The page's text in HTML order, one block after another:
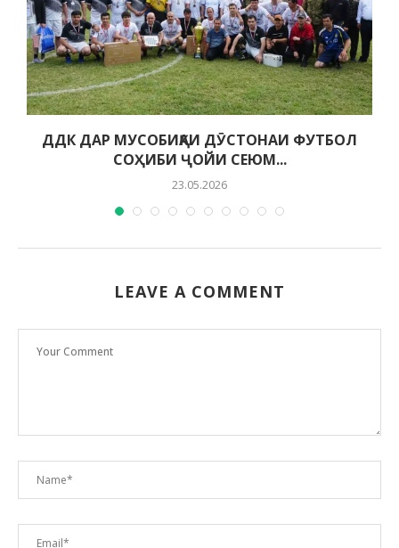
ДДК ДАР МУСОБИҚАИ ДӮСТОНАИ ФУТБОЛ
СОҲИБИ ҶОЙИ СЕЮМ...
23.05.2026
LEAVE A COMMENT